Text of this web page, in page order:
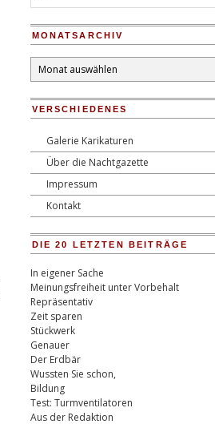
MONATSARCHIV
Monatsarchiv
VERSCHIEDENES
Galerie Karikaturen
Über die Nachtgazette
Impressum
Kontakt
DIE 20 LETZTEN BEITRÄGE
In eigener Sache
Meinungsfreiheit unter Vorbehalt
Repräsentativ
Zeit sparen
Stückwerk
Genauer
Der Erdbär
Wussten Sie schon,
Bildung
Test: Turmventilatoren
Aus der Redaktion